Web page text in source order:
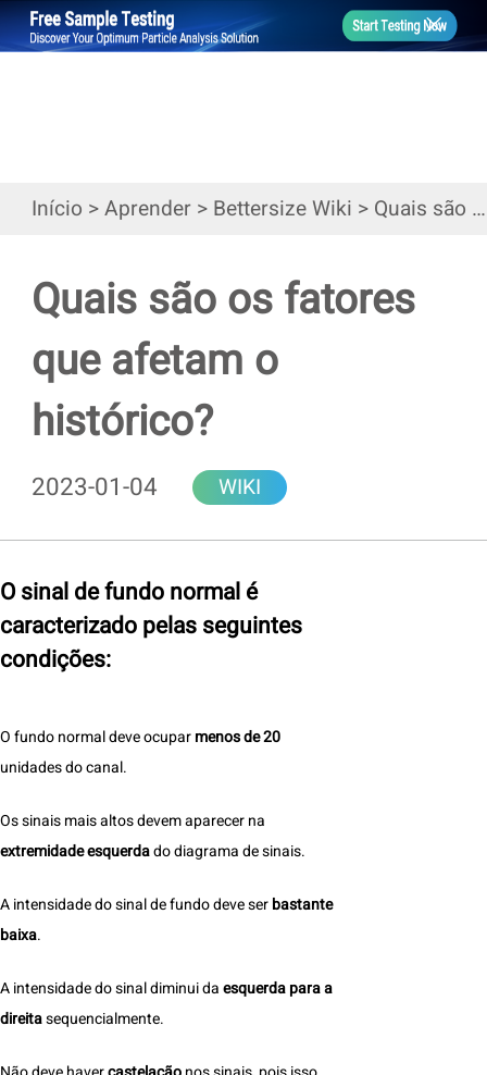
Início >Aprender> Bettersize Wiki > Quais são os fatores que afetam o histórico?
Quais são os fatores
que afetam o
histórico?
2023-01-04 WIKI
O sinal de fundo normal é
caracterizado pelas seguintes
condições:
O fundo normal deve ocuparmenos de 20
unidades do canal.
Os sinais mais altos devem aparecer na
extremidadeesquerdado diagrama de sinais.
A intensidade do sinal de fundo deve serbastante
baixa.
A intensidade do sinal diminui daesquerda para a
direitasequencialmente.